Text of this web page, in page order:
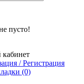
пусто!
/ Регистрация
(0)